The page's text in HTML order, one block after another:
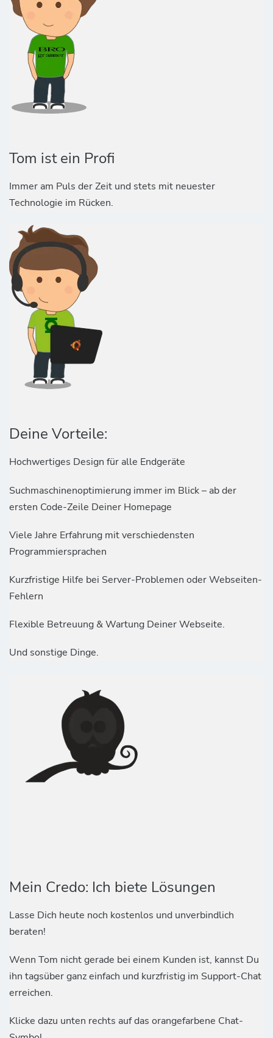
Tom ist ein Profi
Immer am Puls der Zeit und stets mit neuester
Technologie im Rücken.
Deine Vorteile:
Hochwertiges Design für alle Endgeräte
Suchmaschinenoptimierung immer im Blick – ab der
ersten Code-Zeile Deiner Homepage
Viele Jahre Erfahrung mit verschiedensten
Programmiersprachen
Kurzfristige Hilfe bei Server-Problemen oder Webseiten-
Fehlern
Flexible Betreuung & Wartung Deiner Webseite.
Und sonstige Dinge.
Mein Credo: Ich biete Lösungen
Lasse Dich heute noch kostenlos und unverbindlich
beraten!
Wenn Tom nicht gerade bei einem Kunden ist, kannst Du
ihn tagsüber ganz einfach und kurzfristig im Support-Chat
erreichen.
Klicke dazu unten rechts auf das orangefarbene Chat-